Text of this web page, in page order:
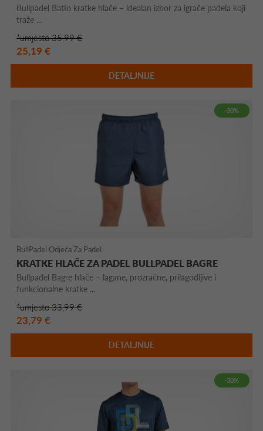
Bullpadel Batio kratke hlače – idealan izbor za igrače padela koji
traže ...
*umjesto 35,99 €
25,19 €
DETALJNIJE
-30%
BullPadel Odjeća Za Padel
KRATKE HLAČE ZA PADEL BULLPADEL BAGRE
Bullpadel Bagre hlače – lagane, prozračne, prilagodljive i
funkcionalne kratke ...
*umjesto 33,99 €
23,79 €
DETALJNIJE
-30%